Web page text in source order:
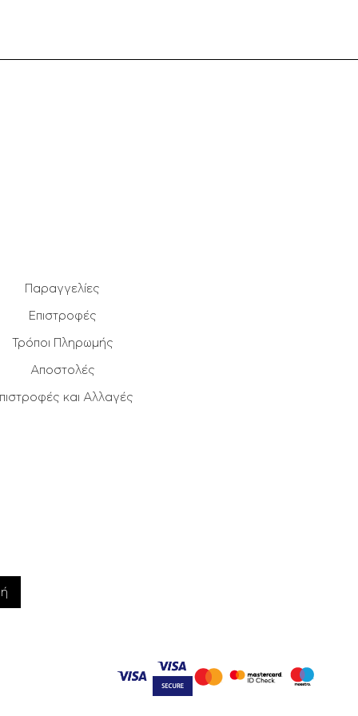
Παραγγελίες
Επιστροφές
Τρόποι Πληρωμής
Αποστολές
και Αλλαγές